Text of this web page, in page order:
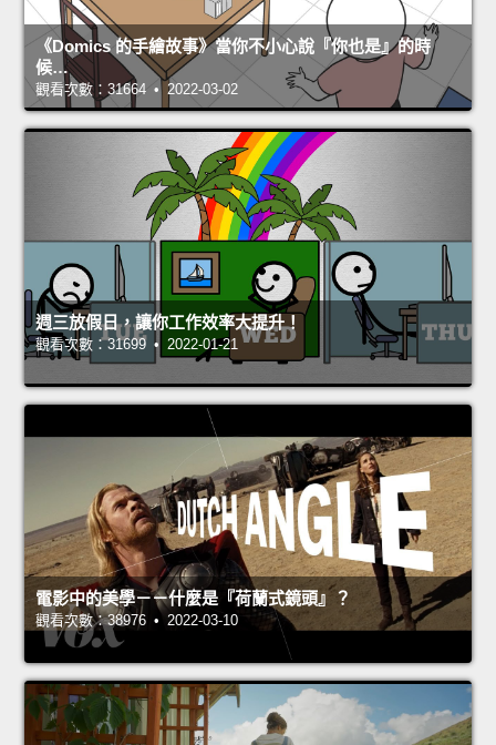
《Domics 的手繪故事》當你不小心說『你也是』的時
候…
觀看次數：31664 • 2022-03-02
週三放假日，讓你工作效率大提升！
觀看次數：31699 • 2022-01-21
電影中的美學－－什麼是『荷蘭式鏡頭』？
觀看次數：38976 • 2022-03-10